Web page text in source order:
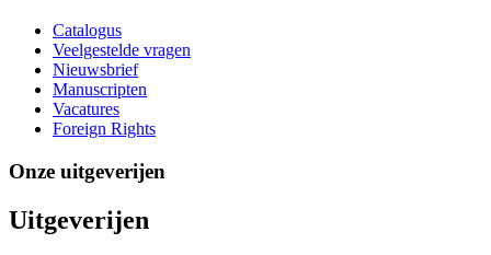
Catalogus
Veelgestelde vragen
Nieuwsbrief
Manuscripten
Vacatures
Foreign Rights
Onze uitgeverijen
Uitgeverijen